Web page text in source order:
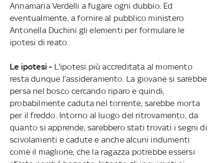
Annamaria Verdelli a fugare ogni dubbio. Ed
eventualmente, a fornire al pubblico ministero
Antonella Duchini gli elementi per formulare le
ipotesi di reato.
Le ipotesi - L'ipotesi più accreditata al momento
resta dunque l’assideramento. La giovane si sarebbe
persa nel bosco cercando riparo e quindi,
probabilmente caduta nel torrente, sarebbe morta
per il freddo. Intorno al luogo del ritrovamento, da
quanto si apprende, sarebbero stati trovati i segni di
scivolamenti e cadute e anche alcuni indumenti
come il maglione, che la ragazza potrebbe essersi